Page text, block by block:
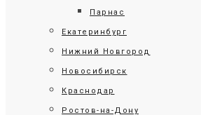
Парнас
Екатеринбург
Нижний Новгород
Новосибирск
Краснодар
Ростов-на-Дону